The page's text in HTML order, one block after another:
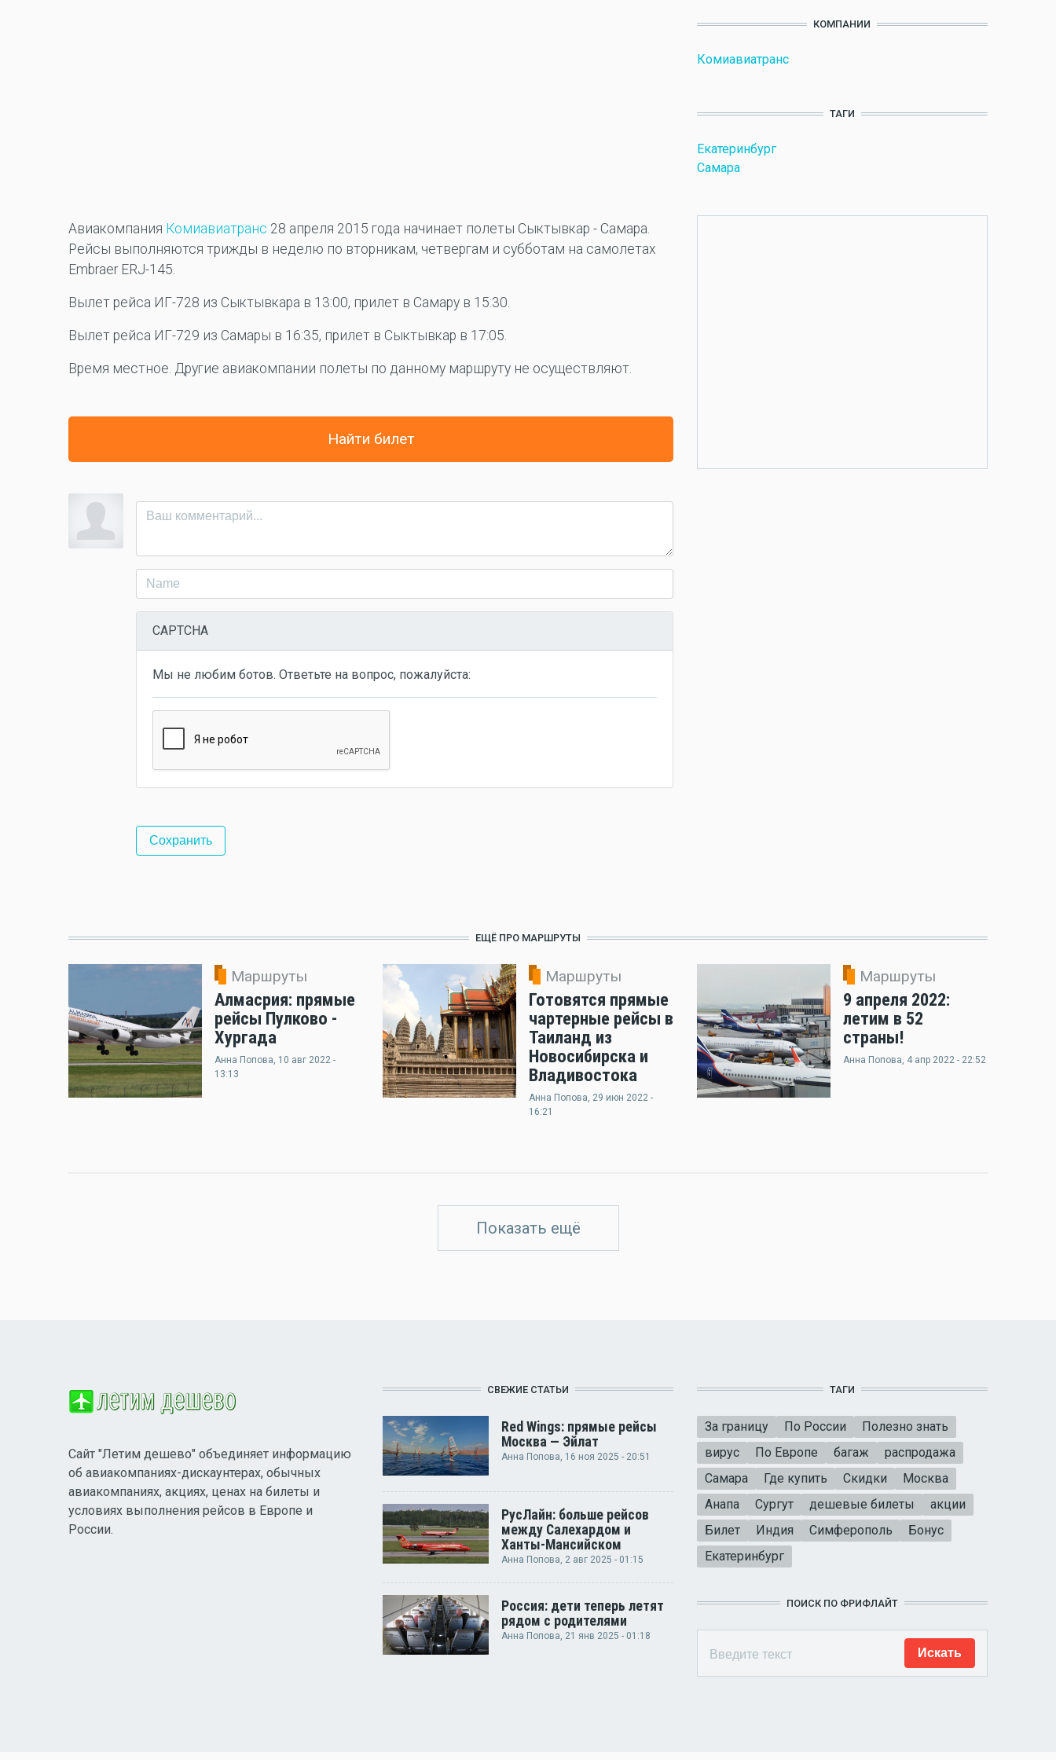
Авиакомпания Комиавиатранс 28 апреля 2015 года начинает полеты Сыктывкар - Самара.
Рейсы выполняются трижды в неделю по вторникам, четвергам и субботам на самолетах
Embraer ERJ-145.
Вылет рейса ИГ-728 из Сыктывкара в 13:00, прилет в Самару в 15:30.
Вылет рейса ИГ-729 из Самары в 16:35, прилет в Сыктывкар в 17:05.
Время местное. Другие авиакомпании полеты по данному маршруту не осуществляют.
Найти билет
CAPTCHA
Мы не любим ботов. Ответьте на вопрос, пожалуйста:
КОМПАНИИ
Комиавиатранс
ТАГИ
Екатеринбург
Самара
ЕЩЁ ПРО МАРШРУТЫ
Маршруты
Алмасрия: прямые
рейсы Пулково -
Хургада
Анна Попова, 10 авг 2022 -
13:13
Маршруты
Готовятся прямые
чартерные рейсы в
Таиланд из
Новосибирска и
Владивостока
Анна Попова, 29 июн 2022 -
16:21
Маршруты
9 апреля 2022:
летим в 52
страны!
Анна Попова, 4 апр 2022 - 22:52
Показать ещё
Сайт "Летим дешево" объединяет информацию
об авиакомпаниях-дискаунтерах, обычных
авиакомпаниях, акциях, ценах на билеты и
условиях выполнения рейсов в Европе и
России.
СВЕЖИЕ СТАТЬИ
Red Wings: прямые рейсы
Москва — Эйлат
Анна Попова , 16 ноя 2025 - 20:51
РусЛайн: больше рейсов
между Салехардом и
Ханты-Мансийском
Анна Попова , 2 авг 2025 - 01:15
Россия: дети теперь летят
рядом с родителями
Анна Попова , 21 янв 2025 - 01:18
ТАГИ
За границу По России
Полезно знать
вирус
По Европе багаж
распродажа
Самара
Где купить Скидки
Москва
Анапа
Сургут дешевые билеты
акции
Билет
Индия Симферополь
Бонус
Екатеринбург
ПОИСК ПО ФРИФЛАЙТ